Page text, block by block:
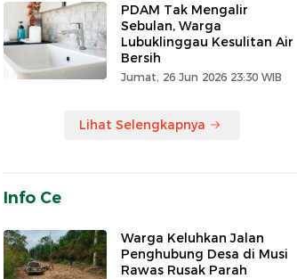
PDAM Tak Mengalir
Sebulan, Warga
Lubuklinggau Kesulitan Air
Bersih
Jumat, 26 Jun 2026 23:30 WIB
Lihat Selengkapnya
Info Ce
Warga Keluhkan Jalan
Penghubung Desa di Musi
Rawas Rusak Parah